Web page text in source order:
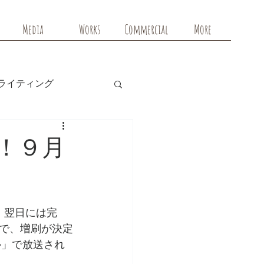
Media Works Commercial More
イティング
９月
翌日には完
、増刷が決定
で放送され